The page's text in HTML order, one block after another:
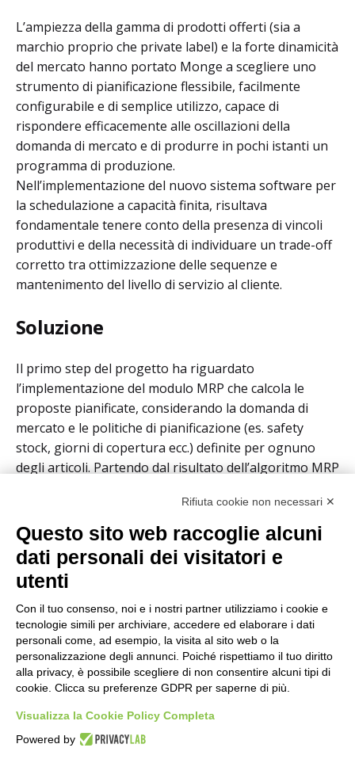
L’ampiezza della gamma di prodotti offerti (sia a
marchio proprio che private label) e la forte dinamicità
del mercato hanno portato Monge a scegliere uno
strumento di pianificazione flessibile, facilmente
configurabile e di semplice utilizzo, capace di
rispondere efficacemente alle oscillazioni della
domanda di mercato e di produrre in pochi istanti un
programma di produzione.
Nell’implementazione del nuovo sistema software per
la schedulazione a capacità finita, risultava
fondamentale tenere conto della presenza di vincoli
produttivi e della necessità di individuare un trade-off
corretto tra ottimizzazione delle sequenze e
mantenimento del livello di servizio al cliente.
Soluzione
Il primo step del progetto ha riguardato
l’implementazione del modulo MRP che calcola le
proposte pianificate, considerando la domanda di
mercato e le politiche di pianificazione (es. safety
stock, giorni di copertura ecc.) definite per ognuno
degli articoli. Partendo dal risultato dell’algoritmo MRP
Ottimizzazione della sequenzaconsiderando
gli attributi rilevanti (es. confezionamento,
semilavorato ecc.) allo scopo di minimizzare il set-
Esecuzione di analisi what-if, agendo sulle leve
che consentono di trovare il miglior trade-off tra
ottimizzazione della sequenza e rispetto delle
date di consegna obiettivo.
dato dalla possibilità di impiegare
macchine alternative
Rifiuta cookie non necessari ✕
Questo sito web raccoglie alcuni
dati personali dei visitatori e
utenti
Con il tuo consenso, noi e i nostri partner utilizziamo i cookie e
tecnologie simili per archiviare, accedere ed elaborare i dati
personali come, ad esempio, la visita al sito web o la
personalizzazione degli annunci. Poiché rispettiamo il tuo diritto
alla privacy, è possibile scegliere di non consentire alcuni tipi di
cookie. Clicca su preferenze GDPR per saperne di più.
Visualizza la Cookie Policy Completa
Powered by